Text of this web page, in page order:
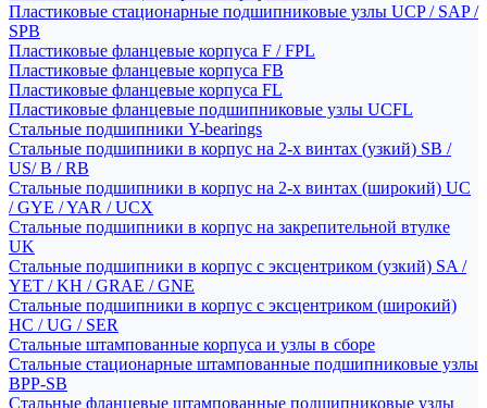
Пластиковые стационарные подшипниковые узлы UCP / SAP /
SPB
Пластиковые фланцевые корпуса F / FPL
Пластиковые фланцевые корпуса FB
Пластиковые фланцевые корпуса FL
Пластиковые фланцевые подшипниковые узлы UCFL
Стальные подшипники Y-bearings
Стальные подшипники в корпус на 2-х винтах (узкий) SB /
US/ B / RB
Стальные подшипники в корпус на 2-х винтах (широкий) UC
/ GYE / YAR / UCX
Стальные подшипники в корпус на закрепительной втулке
UK
Стальные подшипники в корпус с эксцентриком (узкий) SA /
YET / KH / GRAE / GNE
Стальные подшипники в корпус с эксцентриком (широкий)
HC / UG / SER
Стальные штампованные корпуса и узлы в сборе
Стальные стационарные штампованные подшипниковые узлы
BPP-SB
Стальные фланцевые штампованные подшипниковые узлы